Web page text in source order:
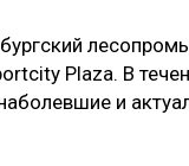
МЕБЕЛЬНОЕ
Plaza. В
и